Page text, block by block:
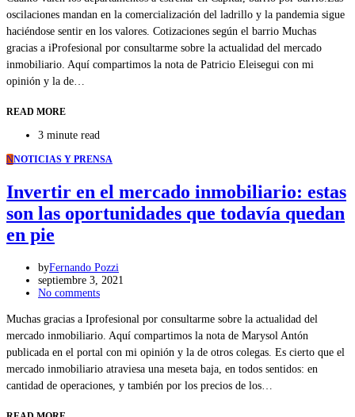
oscilaciones mandan en la comercialización del ladrillo y la pandemia sigue
haciéndose sentir en los valores. Cotizaciones según el barrio Muchas
gracias a iProfesional por consultarme sobre la actualidad del mercado
inmobiliario. Aquí compartimos la nota de Patricio Eleisegui con mi
opinión y la de…
READ MORE
3 minute read
NNOTICIAS Y PRENSA
Invertir en el mercado inmobiliario: estas
son las oportunidades que todavía quedan
en pie
byFernando Pozzi
septiembre 3, 2021
No comments
Muchas gracias a Iprofesional por consultarme sobre la actualidad del
mercado inmobiliario. Aquí compartimos la nota de Marysol Antón
publicada en el portal con mi opinión y la de otros colegas. Es cierto que el
mercado inmobiliario atraviesa una meseta baja, en todos sentidos: en
cantidad de operaciones, y también por los precios de los…